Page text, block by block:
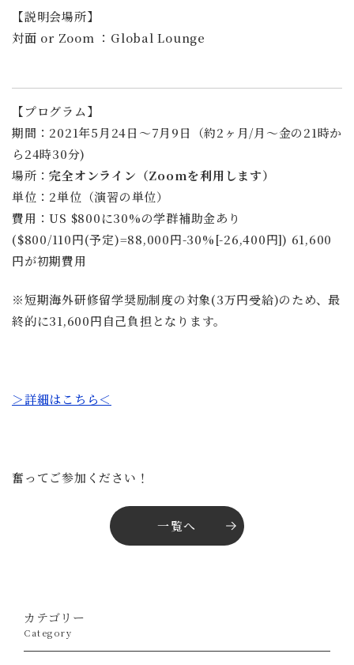
【説明会場所】
対面 or Zoom ：Global Lounge
【プログラム】
期間：2021年5月24日〜7月9日（約2ヶ月/月〜金の21時か
ら24時30分)
場所：完全オンライン（Zoomを利用します）
単位：2単位（演習の単位）
費用：US $800に30%の学群補助金あり
($800/110円(予定)=88,000円-30%[-26,400円]) 61,600
円が初期費用
※短期海外研修留学奨励制度の対象(3万円受給)のため、最
終的に31,600円自己負担となります。
＞詳細はこちら＜
奮ってご参加ください！
一覧へ
カテゴリー
Category